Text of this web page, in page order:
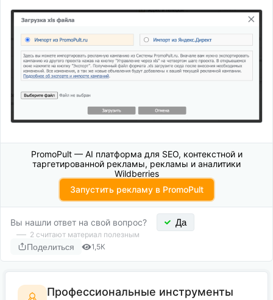
PromoPult — AI платформа для SEO, контекстной и
таргетированной рекламы, рекламы и аналитики
Wildberries
Запустить рекламу в PromoPult
Вы нашли ответ на свой вопрос? Да
2 считают материал полезным
Поделиться 1,5К
Профессиональные инструменты